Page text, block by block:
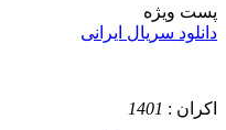
پست ويژه
دانلود سریال ایرانی
اکران : 1401